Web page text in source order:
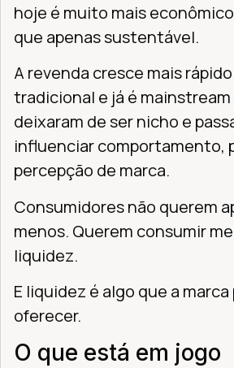
hoje é muito mais
que apenas sustentável.
A revenda cresce mais
tradicional e já é
deixaram de ser nicho e
influenciar comportamento,
percepção de marca.
Consumidores não querem
menos. Querem consumir
liquidez.
E liquidez é algo que a
oferecer.
O que está em jogo